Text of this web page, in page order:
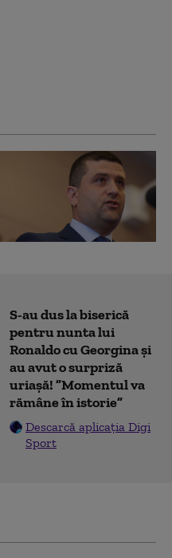
S-au dus la biserică
pentru nunta lui
Ronaldo cu Georgina și
au avut o surpriză
uriașă! ”Momentul va
rămâne în istorie”
Descarcă aplicația Digi
Sport